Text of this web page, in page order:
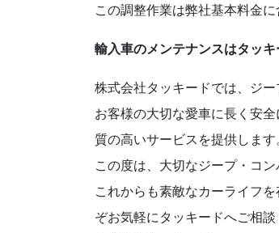
この調整作業は弊社基本料金
輸入車のメンテナンスはタッキ
株式会社タッキードでは、ジ
お客様の大切な愛車に長く安
質の高いサービスを提供します
この度は、大切なジープ・コ
これからも素敵なカーライフ
ぞお気軽にタッキードへご相談